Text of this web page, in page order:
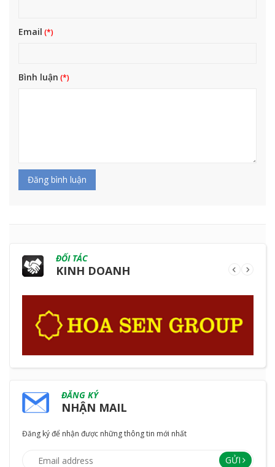
Email
Bình luận
Đăng bình luận
ĐỐI TÁC
KINH DOANH
ĐĂNG KÝ
NHẬN MAIL
Đăng ký để nhận được những thông tin mới nhất
GỬI